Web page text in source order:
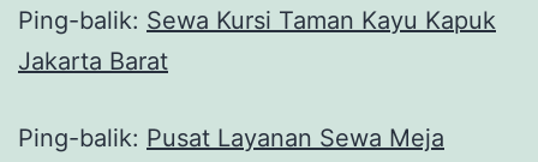
Ping-balik: Sewa Kursi Taman Kayu Kapuk
Jakarta Barat
Ping-balik: Pusat Layanan Sewa Meja